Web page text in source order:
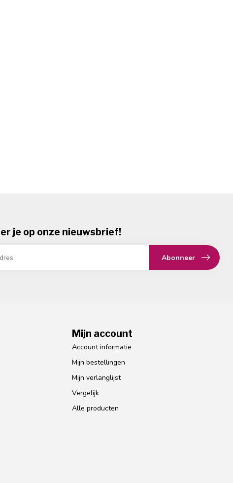
je op onze nieuwsbrief!
Abonneer
Mijn account
Account informatie
Mijn bestellingen
Mijn verlanglijst
Vergelijk
Alle producten